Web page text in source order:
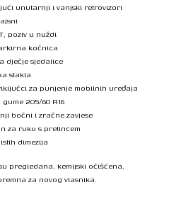
unutarnji i vanjski retrovizori
poziv u nuždi
kočnica
dječje sjedalice
stakla
za punjenje mobilnih uređaja
gume 205/60 R16
bočni i zračne zavjese
za ruku s pretincem
dimezija
pregledana, kemijski očišćena,
za novog vlasnika.